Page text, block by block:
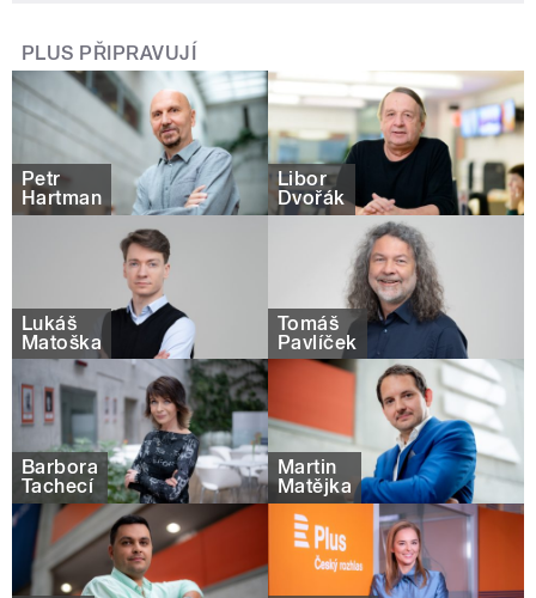
PLUS PŘIPRAVUJÍ
Petr
Hartman
Libor
Dvořák
Lukáš
Matoška
Tomáš
Pavlíček
Barbora
Tachecí
Martin
Matějka